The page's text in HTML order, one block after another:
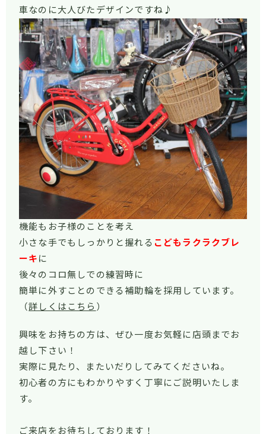
車なのに大人びたデザインですね♪
機能もお子様のことを考え
小さな手でもしっかりと握れる こどもラクラクブレ
ーキ に
後々のコロ無しでの練習時に
簡単に外すことのできる補助輪を採用しています。
（詳しくはこちら ）
興味をお持ちの方は、ぜひ一度お気軽に店頭までお
越し下さい！
実際に見たり、またいだりしてみてくださいね。
初心者の方にもわかりやすく丁寧にご説明いたしま
す。
ご来店をお待ちしております！